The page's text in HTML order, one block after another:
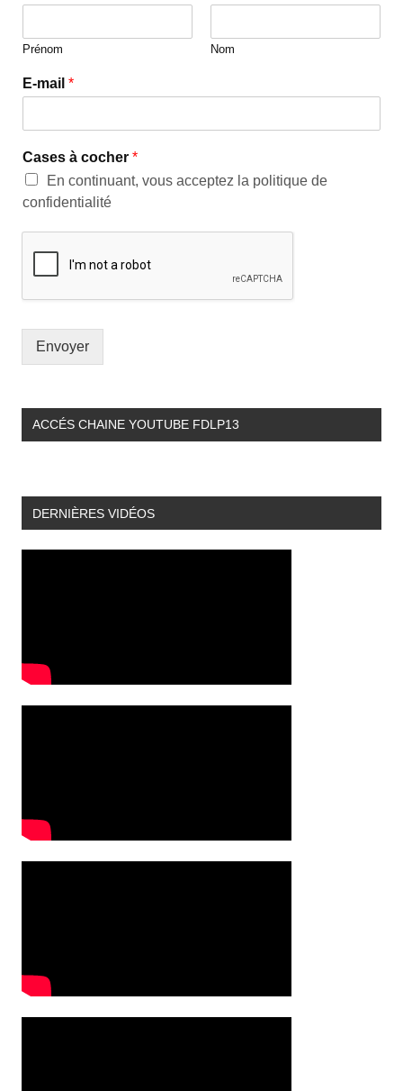
Prénom Nom
E-mail *
Cases à cocher *
En continuant, vous acceptez la politique de
confidentialité
Envoyer
ACCÉS CHAINE YOUTUBE FDLP13
DERNIÈRES VIDÉOS